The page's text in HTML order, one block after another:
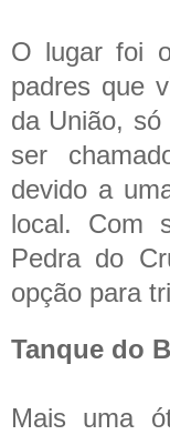
O lugar foi
padres que
da União,
ser
devido a
local. Com
Pedra do
opção para
Tanque do
Mais uma